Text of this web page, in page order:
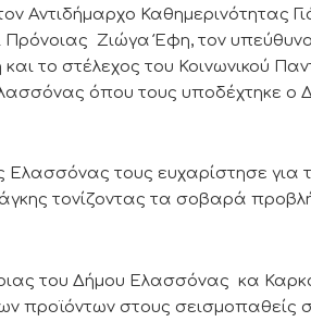
Αντιδήμαρχο Καθημερινότητας
Πρόνοιας Ζιώγα Έφη, τον
το στέλεχος του Κοινωνικού
όπου τους υποδέχτηκε ο
τους ευχαρίστησε για
τονίζοντας τα σοβαρά
του Δήμου Ελασσόνας κα
προϊόντων στους σεισμοπαθείς